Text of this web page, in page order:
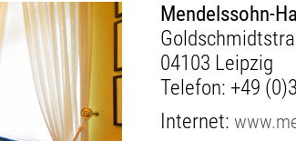
Mendelssohn-
04103 Leipzig
Telefon: +49
Internet: